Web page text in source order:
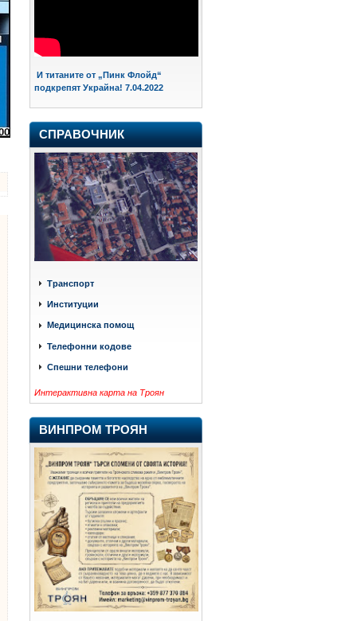
И титаните от „Пинк Флойд“
подкрепят Украйна! 7.04.2022
СПРАВОЧНИК
Транспорт
Институции
Медицинска помощ
Телефонни кодове
Спешни телефони
Интерактивна карта на Троян
ВИНПРОМ ТРОЯН